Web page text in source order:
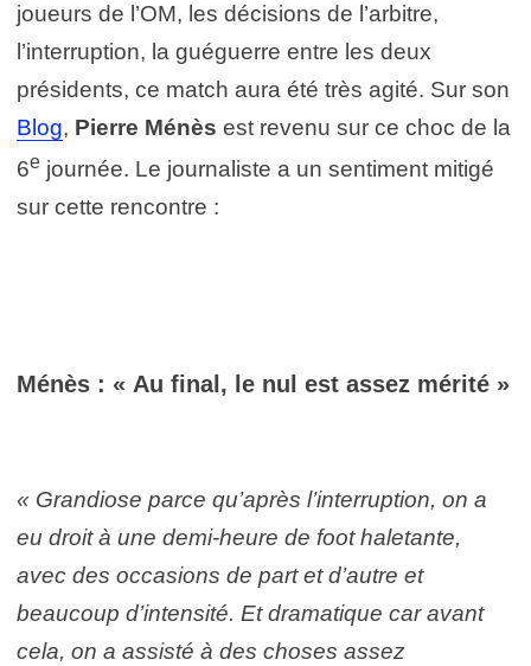
joueurs de l’OM, les décisions de l’arbitre,
l’interruption, la guéguerre entre les deux
présidents, ce match aura été très agité. Sur son
Blog, Pierre Ménès est revenu sur ce choc de la
6e journée. Le journaliste a un sentiment mitigé
sur cette rencontre :
Ménès : « Au final, le nul est assez mérité »
« Grandiose parce qu’après l’interruption, on a
eu droit à une demi-heure de foot haletante,
avec des occasions de part et d’autre et
beaucoup d’intensité. Et dramatique car avant
cela, on a assisté à des choses assez